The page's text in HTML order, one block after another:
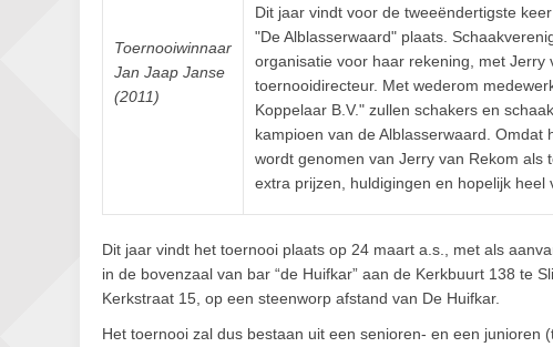
Toernooiwinnaar
Jan Jaap Janse
(2011)
Dit jaar vindt voor de tweeëndertigste
"De Alblasserwaard" plaats.
organisatie voor haar rekening, met
toernooidirecteur. Met wederom
Koppelaar B.V." zullen schakers en
kampioen van de Alblasserwaard.
wordt genomen van Jerry van Rekom
extra prijzen, huldigingen en hopelijk heel
Dit jaar vindt het toernooi plaats op 24 maart a.s., met als
in de bovenzaal van bar “de Huifkar” aan de Kerkbuurt 138 te
Kerkstraat 15, op een steenworp afstand van De Huifkar.
Het toernooi zal dus bestaan uit een senioren- en een